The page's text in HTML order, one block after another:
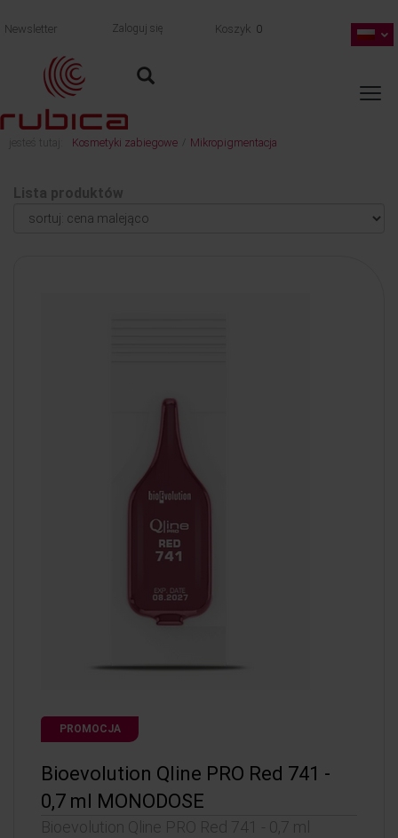
Newsletter Zaloguj się Koszyk 0
jesteś tutaj: Kosmetyki zabiegowe Mikropigmentacja
Lista produktów
PROMOCJA
Bioevolution Qline PRO Red 741 -
0,7 ml MONODOSE
Bioevolution Qline PRO Red 741 - 0,7 ml